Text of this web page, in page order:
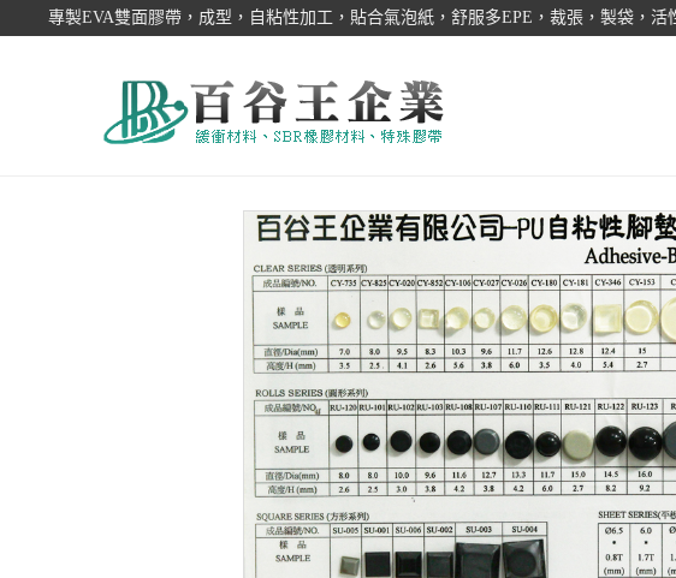
專製EVA雙面膠帶，成型，自粘性加工，貼合氣泡紙，舒服多EPE，裁張，製袋，活